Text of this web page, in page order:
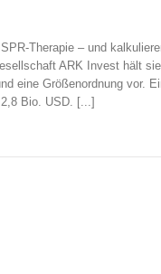
Therapie – und
ARK Invest hält
eine Größenordnung vor.
Bio. USD. [...]